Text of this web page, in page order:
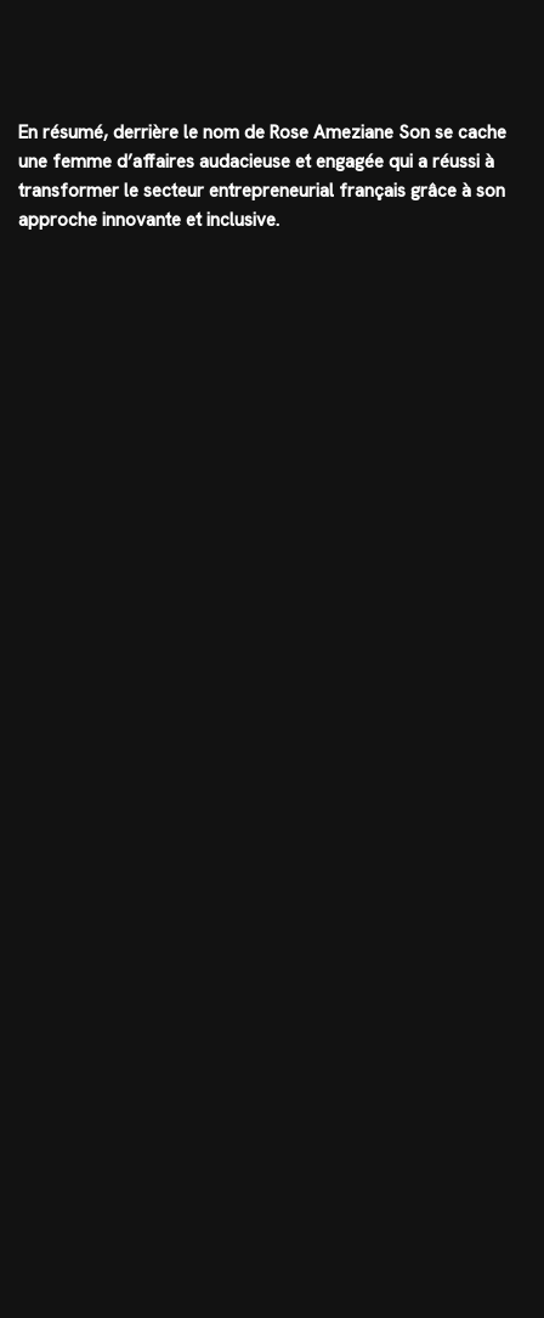
En résumé, derrière le nom de Rose Ameziane Son se cache
une femme d’affaires audacieuse et engagée qui a réussi à
transformer le secteur entrepreneurial français grâce à son
approche innovante et inclusive.